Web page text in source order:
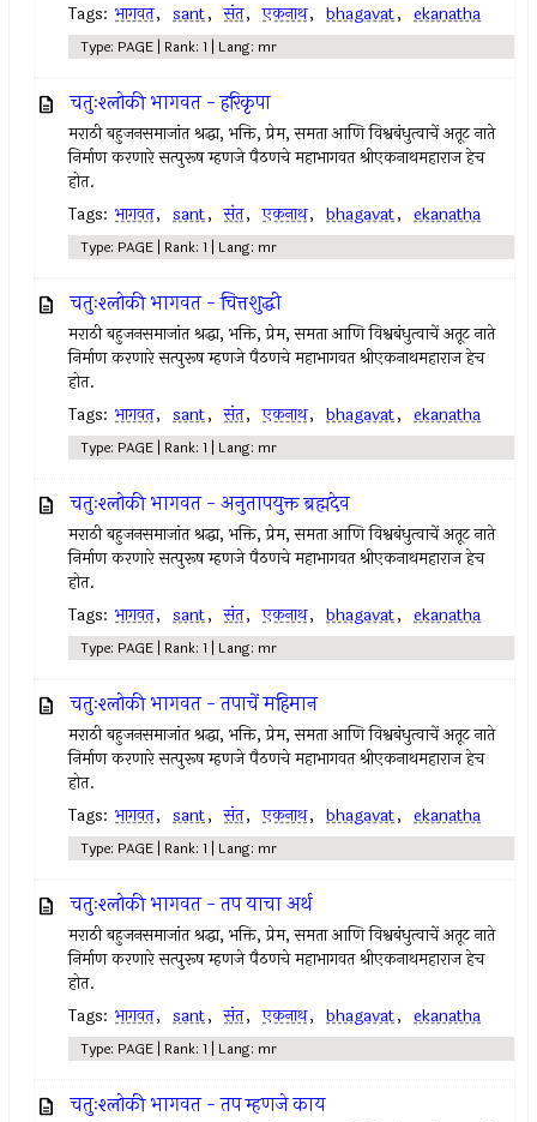
Tags: भागवत, sant, संत, एकनाथ, bhagavat, ekanatha
Type: PAGE | Rank: 1 | Lang: mr
चतुःश्लोकी भागवत - हरिकृपा
मराठी बहुजनसमाजांत श्रद्धा, भक्ति, प्रेम, समता आणि विश्वबंधुत्वाचें अतूट नाते
निर्माण करणारे सत्पुरूष म्हणजे पैठणचे महाभागवत श्रीएकनाथमहाराज हेच
होत.
Tags: भागवत, sant, संत, एकनाथ, bhagavat, ekanatha
Type: PAGE | Rank: 1 | Lang: mr
चतुःश्लोकी भागवत - चित्तशुद्धी
मराठी बहुजनसमाजांत श्रद्धा, भक्ति, प्रेम, समता आणि विश्वबंधुत्वाचें अतूट नाते
निर्माण करणारे सत्पुरूष म्हणजे पैठणचे महाभागवत श्रीएकनाथमहाराज हेच
होत.
Tags: भागवत, sant, संत, एकनाथ, bhagavat, ekanatha
Type: PAGE | Rank: 1 | Lang: mr
चतुःश्लोकी भागवत - अनुतापयुक्त ब्रह्मदेव
मराठी बहुजनसमाजांत श्रद्धा, भक्ति, प्रेम, समता आणि विश्वबंधुत्वाचें अतूट नाते
निर्माण करणारे सत्पुरूष म्हणजे पैठणचे महाभागवत श्रीएकनाथमहाराज हेच
होत.
Tags: भागवत, sant, संत, एकनाथ, bhagavat, ekanatha
Type: PAGE | Rank: 1 | Lang: mr
चतुःश्लोकी भागवत - तपाचें महिमान
मराठी बहुजनसमाजांत श्रद्धा, भक्ति, प्रेम, समता आणि विश्वबंधुत्वाचें अतूट नाते
निर्माण करणारे सत्पुरूष म्हणजे पैठणचे महाभागवत श्रीएकनाथमहाराज हेच
होत.
Tags: भागवत, sant, संत, एकनाथ, bhagavat, ekanatha
Type: PAGE | Rank: 1 | Lang: mr
चतुःश्लोकी भागवत - तप याचा अर्थ
मराठी बहुजनसमाजांत श्रद्धा, भक्ति, प्रेम, समता आणि विश्वबंधुत्वाचें अतूट नाते
निर्माण करणारे सत्पुरूष म्हणजे पैठणचे महाभागवत श्रीएकनाथमहाराज हेच
होत.
Tags: भागवत, sant, संत, एकनाथ, bhagavat, ekanatha
Type: PAGE | Rank: 1 | Lang: mr
चतुःश्लोकी भागवत - तप म्हणजे काय